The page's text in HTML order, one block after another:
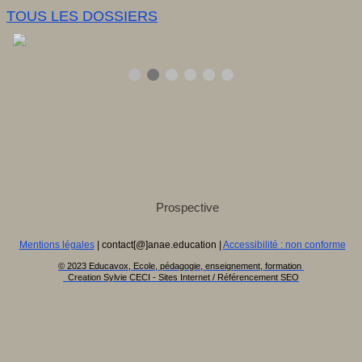
TOUS LES DOSSIERS
Mentions légales| contact[@]anae.education | Accessibilité : non conforme
© 2023 Educavox, Ecole, pédagogie, enseignement, formation
Creation Sylvie CECI - Sites Internet / Référencement SEO